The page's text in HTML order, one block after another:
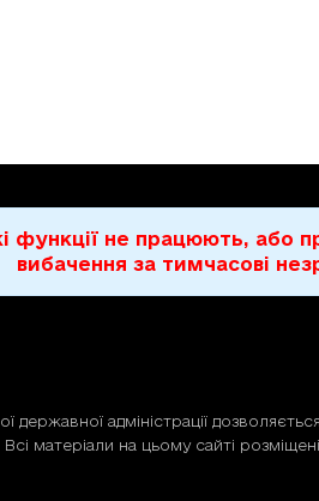
функції не працюють,
вибачення за тимчасові
адміністрації
. Всі матеріали на цьому сайті